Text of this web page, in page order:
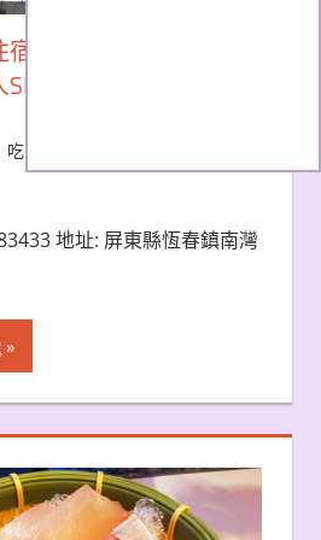
】超高CP值！房內有
池的獨棟VILLA-優
吃貨雨神
地址: 屏東縣恆春鎮南灣